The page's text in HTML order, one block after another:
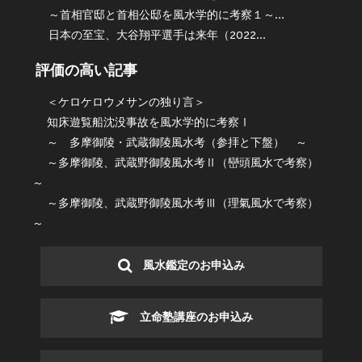
～首相官邸と首相公邸を風水学的に考察１～...
日本の至宝、大谷翔平選手は来年（2022...
評価の高い記事
＜ケロケロウメサンの独り言＞
知床遊覧船沈没事故を風水学的に考察Ⅰ
～ 多摩御陵・武蔵御陵風水考（参拝と下盤） ～
～多摩御陵、武蔵野御陵風水考Ⅱ（巒頭風水で考察）
～
～多摩御陵、武蔵野御陵風水考Ⅲ（理氣風水で考察）
～
風水鑑定のお申込み
立命塾講座のお申込み